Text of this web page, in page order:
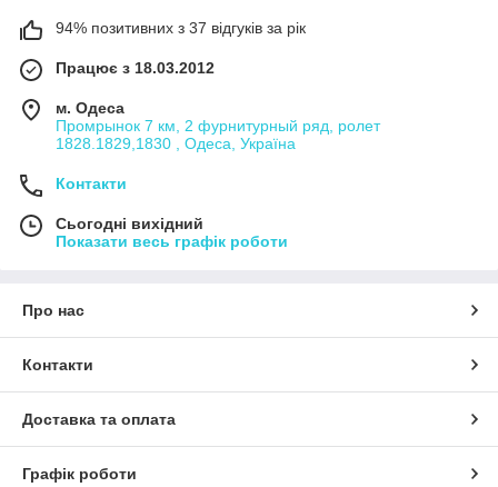
94% позитивних з 37 відгуків за рік
Працює з 18.03.2012
м. Одеса
Промрынок 7 км, 2 фурнитурный ряд, ролет
1828.1829,1830 , Одеса, Україна
Контакти
Сьогодні вихідний
Показати весь графік роботи
Про нас
Контакти
Доставка та оплата
Графік роботи